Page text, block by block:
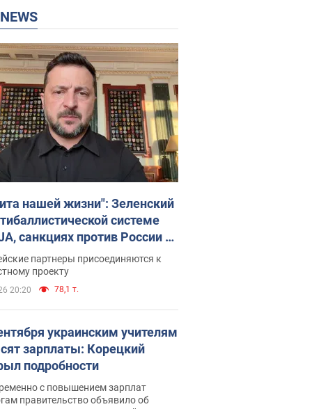
NEWS
нашей жизни": Зеленский
системе
санкциях против России и
аграриев. Видео
партнеры присоединяются к
проекту
20:20 78,1 т.
украинским учителям
зарплаты: Корецкий
подробности
с повышением зарплат
правительство объявило об